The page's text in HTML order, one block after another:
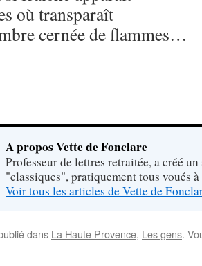
où transparaît
cernée de flammes…
A propos Vette de Fonclare
Professeur de lettres retraitée, a créé
"classiques", pratiquement tous voués
Voir tous les articles de Vette de
dans La Haute Provence, Les gens.